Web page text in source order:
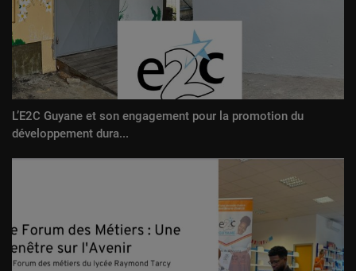
L’E2C Guyane et son engagement pour la promotion du
développement dura...